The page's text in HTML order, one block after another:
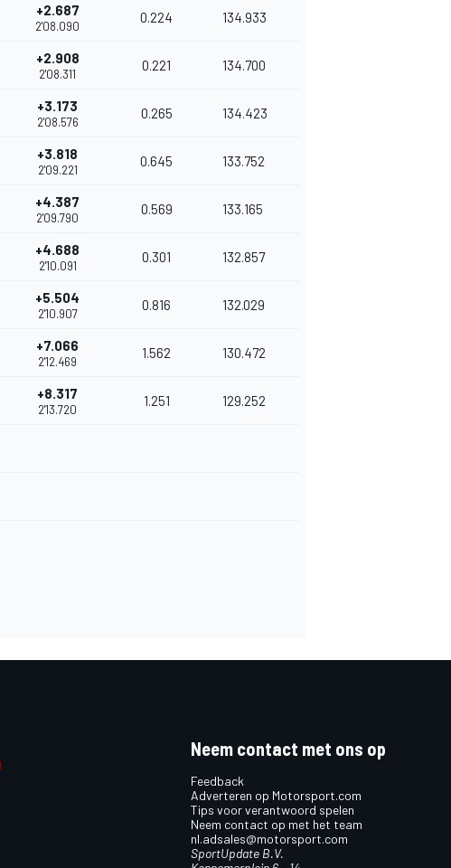
+2.687
2'08.090
0.224 134.933
+2.908
2'08.311
0.221 134.700
+3.173
2'08.576
0.265 134.423
+3.818
2'09.221
0.645 133.752
+4.387
2'09.790
0.569 133.165
+4.688
2'10.091
0.301 132.857
+5.504
2'10.907
0.816 132.029
+7.066
2'12.469
1.562 130.472
+8.317
2'13.720
1.251 129.252
Neem contact met ons op
Feedback
Adverteren op Motorsport.com
Tips voor verantwoord spelen
Neem contact op met het team
nl.adsales@motorsport.com
SportUpdate B.V.